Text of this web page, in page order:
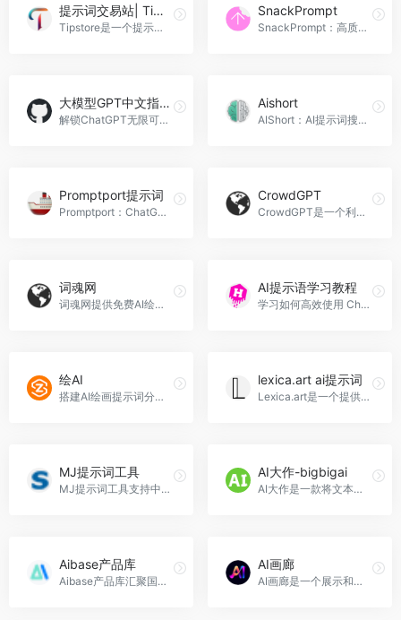
提示词交易站| Tipstore
Tipstore是一个提示词交易平台，买卖提示词，提升AI工具使用效率。
SnackPrompt
SnackPrompt：高质量AI提示平台，提升你的ChatGPT使用体验。
大模型GPT中文指南
解锁ChatGPT无限可能：创意玩法、高效提示词，助你玩转AI！
Aishort
AIShort：AI提示词搜索引擎，快速查找适合各种场景的ChatGPT提示词，并提供浏览器插件一键调用。
Promptport提示词
Promptport：ChatGPT提示词创作、优化和分享平台。
CrowdGPT
CrowdGPT是一个利用用户排名优化提示的Chrome扩展，帮助提升创意。
词魂网
词魂网提供免费AI绘画和生成内容的提示词与咒语服务。
AI提示语学习教程
学习如何高效使用 ChatGPT 和 Midjourney 的免费 AI 提示语。
绘AI
搭建AI绘画提示词分享平台，汇聚热爱者，共创价值。
lexica.art ai提示词
Lexica.art是一个提供精美Stable Diffusion AI提示词的网站。
MJ提示词工具
MJ提示词工具支持中文输入，自动翻译，简化生成提示词过程。
AI大作-bigbigai
AI大作是一款将文本转化为AI绘画艺术作品的平台。
Aibase产品库
Aibase产品库汇聚国内外优秀AI产品，助力业务场景赋能与应用灵感。
AI画廊
AI画廊是一个展示和分享AI绘画作品的创意平台，提供提示词和描述生成器。